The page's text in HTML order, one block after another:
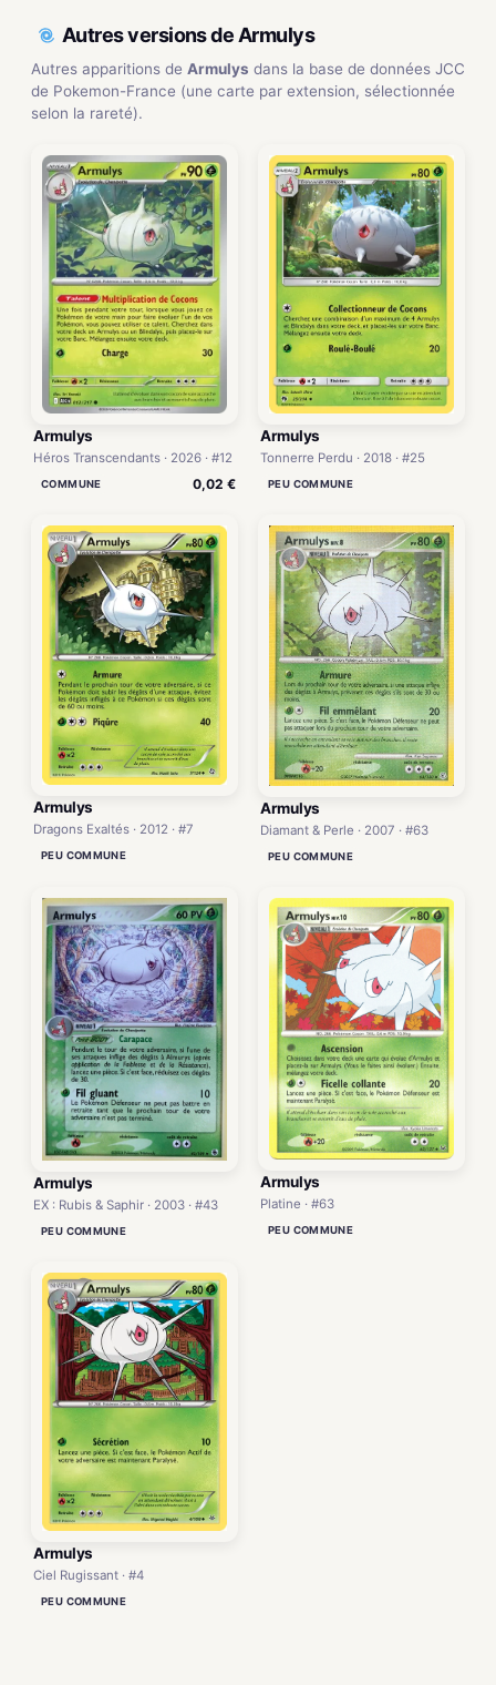
Autres versions de Armulys
Autres apparitions de Armulys dans la base de données JCC
de Pokemon-France (une carte par extension, sélectionnée
selon la rareté).
Armulys
Héros Transcendants · 2026 · #12
COMMUNE 0,02 €
Armulys
Tonnerre Perdu · 2018 · #25
PEU COMMUNE
Armulys
Dragons Exaltés · 2012 · #7
PEU COMMUNE
Armulys
Diamant & Perle · 2007 · #63
PEU COMMUNE
Armulys
EX : Rubis & Saphir · 2003 · #43
PEU COMMUNE
Armulys
Platine · #63
PEU COMMUNE
Armulys
Ciel Rugissant · #4
PEU COMMUNE